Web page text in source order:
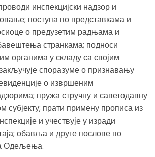
инспекцијски надзор и
поступа по представкама и
о предузетим радњама и
странкама; подноси
органима у складу са својим
споразуме о признавању
о извршеним
пружа стручну и саветодавну
субјекту; прати примену прописа из
и учествује у изради
обавља и друге послове по
Одељења.